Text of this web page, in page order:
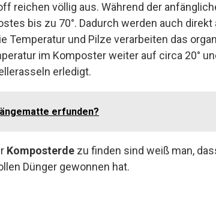
reichen völlig aus. Während der
bis zu 70°. Dadurch werden auch direkt
Temperatur und Pilze verarbeiten das
im Komposter weiter auf circa 20°
erledigt.
erfunden?
Komposterde zu finden sind weiß man,
Dünger gewonnen hat.